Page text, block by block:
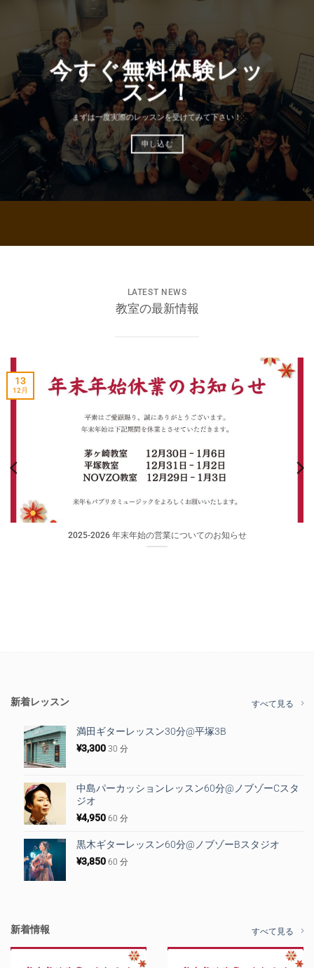
今すぐ無料体験レッ
スン！
まずは一度実際のレッスンを受けてみて下さい！
申し込む
LATEST NEWS
教室の最新情報
2025-2026 年末年始の営業についてのお知らせ
13
12月
新着レッスン すべて見る
満田ギターレッスン30分@平塚3B
¥3,300 30 分
中島パーカッションレッスン60分@ノブゾーCスタ
ジオ
¥4,950 60 分
黒木ギターレッスン60分@ノブゾーBスタジオ
¥3,850 60 分
新着情報 すべて見る